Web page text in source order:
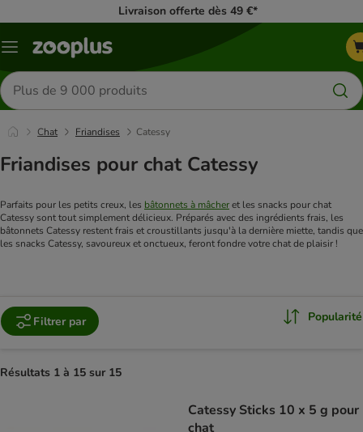
Livraison offerte dès 49 €*
Menu
Rechercher
des
produits
Chat Friandises Catessy
Friandises pour chat Catessy
Parfaits pour les petits creux, les bâtonnets à mâcher et les snacks pour chat
Catessy sont tout simplement délicieux. Préparés avec des ingrédients frais, les
bâtonnets Catessy restent frais et croustillants jusqu'à la dernière miette, tandis que
les snacks Catessy, savoureux et onctueux, feront fondre votre chat de plaisir !
Filtrer par Popularité
Résultats 1 à 15 sur 15
Catessy Sticks 10 x 5 g pour
chat